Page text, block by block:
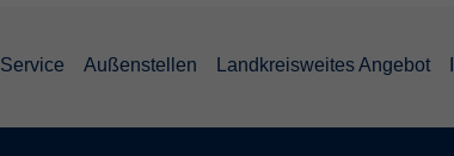
Service Außenstellen Landkreisweites Angebot